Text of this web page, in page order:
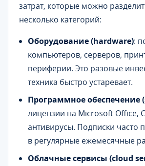
затрат, которые можно
несколько категорий:
Оборудование (hardware):
компьютеров, серверов,
периферии. Это разовые
техника быстро устаревает.
Программное обеспечение
лицензии на Microsoft Office,
антивирусы. Подписки часто
в регулярные ежемесячные
Облачные сервисы (cloud